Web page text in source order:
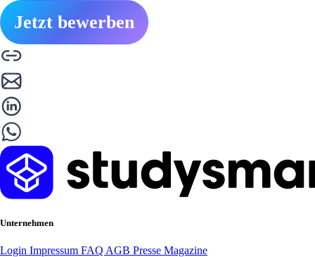
Jetzt bewerben
Unternehmen
Login Impressum FAQ AGB Presse Magazine